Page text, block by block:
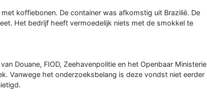
koffiebonen. De container was afkomstig uit Brazilië. De
Het bedrijf heeft vermoedelijk niets met de smokkel te
Douane, FIOD, Zeehavenpolitie en het Openbaar Ministerie
Vanwege het onderzoeksbelang is deze vondst niet eerder